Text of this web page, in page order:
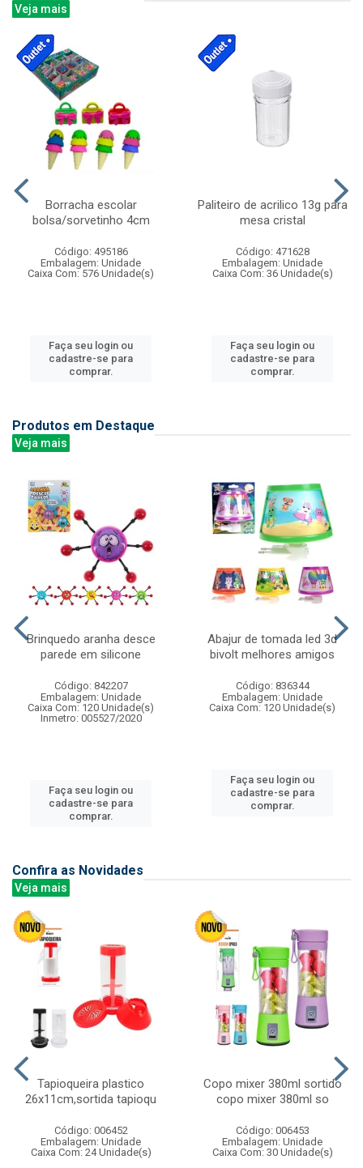
Veja mais
Borracha escolar
bolsa/sorvetinho 4cm
Código: 495186
Embalagem: Unidade
Caixa Com: 576 Unidade(s)
Faça seu login ou
cadastre-se para
comprar.
Paliteiro de acrilico 13g para
mesa cristal
Código: 471628
Embalagem: Unidade
Caixa Com: 36 Unidade(s)
Faça seu login ou
cadastre-se para
comprar.
Produtos em Destaque
Veja mais
Brinquedo aranha desce
parede em silicone
Código: 842207
Embalagem: Unidade
Caixa Com: 120 Unidade(s)
Inmetro: 005527/2020
Faça seu login ou
cadastre-se para
comprar.
Abajur de tomada led 3d
bivolt melhores amigos
Código: 836344
Embalagem: Unidade
Caixa Com: 120 Unidade(s)
Faça seu login ou
cadastre-se para
comprar.
Confira as Novidades
Veja mais
Tapioqueira plastico
26x11cm,sortida tapioqu
Código: 006452
Embalagem: Unidade
Caixa Com: 24 Unidade(s)
Copo mixer 380ml sortido
copo mixer 380ml so
Código: 006453
Embalagem: Unidade
Caixa Com: 30 Unidade(s)